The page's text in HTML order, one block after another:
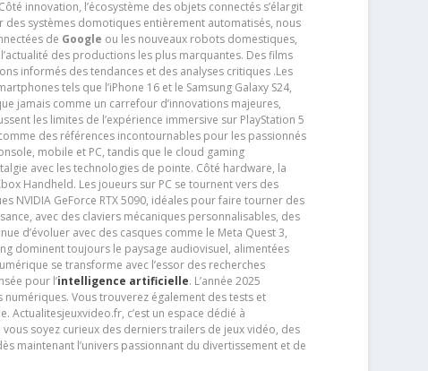
innovation, l’écosystème des objets connectés s’élargit
des systèmes domotiques entièrement automatisés, nous
de Google ou les nouveaux robots domestiques,
des productions les plus marquantes. Des films
informés des tendances et des analyses critiques .Les
tels que l’iPhone 16 et le Samsung Galaxy S24,
jamais comme un carrefour d’innovations majeures,
les limites de l’expérience immersive sur PlayStation 5
des références incontournables pour les passionnés
mobile et PC, tandis que le cloud gaming
avec les technologies de pointe. Côté hardware, la
Handheld. Les joueurs sur PC se tournent vers des
NVIDIA GeForce RTX 5090, idéales pour faire tourner des
avec des claviers mécaniques personnalisables, des
d’évoluer avec des casques comme le Meta Quest 3,
dominent toujours le paysage audiovisuel, alimentées
se transforme avec l’essor des recherches
pour l’intelligence artificielle. L’année 2025
Vous trouverez également des tests et
Actualitesjeuxvideo.fr, c’est un espace dédié à
soyez curieux des derniers trailers de jeux vidéo, des
maintenant l’univers passionnant du divertissement et de